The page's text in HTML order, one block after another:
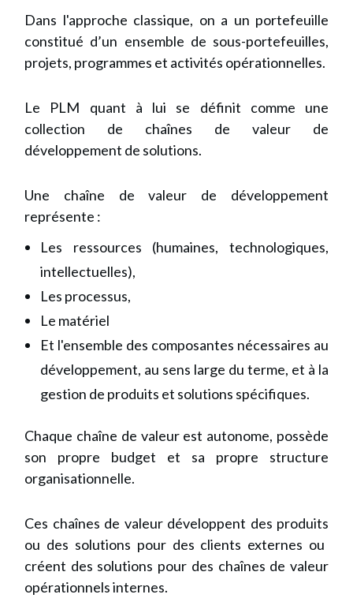
Dans l'approche classique, on a un portefeuille
constitué d’un ensemble de sous-portefeuilles,
projets, programmes et activités opérationnelles.
Le PLM quant à lui se définit comme une
collection de chaînes de valeur de
développement de solutions.
Une chaîne de valeur de développement
représente :
Les ressources (humaines, technologiques,
intellectuelles),
Les processus,
Le matériel
Et l'ensemble des composantes nécessaires au
développement, au sens large du terme, et à la
gestion de produits et solutions spécifiques.
Chaque chaîne de valeur est autonome, possède
son propre budget et sa propre structure
organisationnelle.
Ces chaînes de valeur développent des produits
ou des solutions pour des clients externes ou
créent des solutions pour des chaînes de valeur
opérationnels internes.